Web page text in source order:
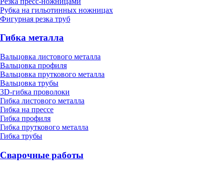
Рубка на гильотинных ножницах
Фигурная резка труб
Гибка металла
Вальцовка листового металла
Вальцовка профиля
Вальцовка пруткового металла
Вальцовка трубы
3D-гибка проволоки
Гибка листового металла
Гибка на прессе
Гибка профиля
Гибка пруткового металла
Гибка трубы
Сварочные работы